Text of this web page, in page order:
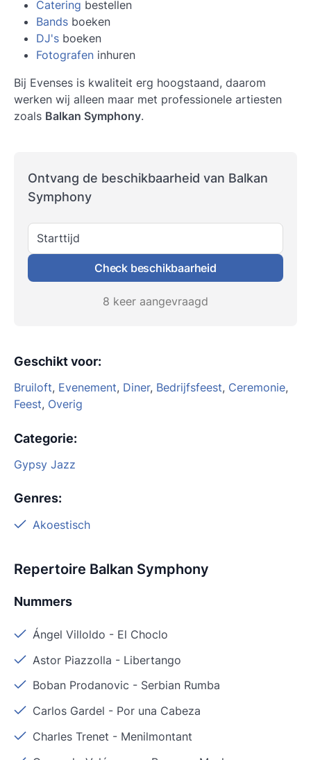
Catering bestellen
Bands boeken
DJ's boeken
Fotografen inhuren
Bij Evenses is kwaliteit erg hoogstaand, daarom
werken wij alleen maar met professionele artiesten
zoals Balkan Symphony.
Ontvang de beschikbaarheid van Balkan
Symphony
Starttijd
Check beschikbaarheid
8 keer aangevraagd
Geschikt voor:
Bruiloft, Evenement, Diner, Bedrijfsfeest, Ceremonie,
Feest, Overig
Categorie:
Gypsy Jazz
Genres:
Akoestisch
Repertoire Balkan Symphony
Nummers
Ángel Villoldo - El Choclo
Astor Piazzolla - Libertango
Boban Prodanovic - Serbian Rumba
Carlos Gardel - Por una Cabeza
Charles Trenet - Menilmontant